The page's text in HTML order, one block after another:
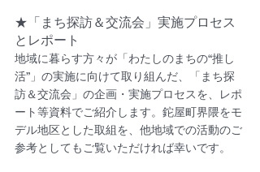
★「まち探訪＆交流会」実施プロセス
とレポート
地域に暮らす方々が「わたしのまちの“推し
活”」の実施に向けて取り組んだ、「まち探
訪＆交流会」の企画・実施プロセスを、レポ
ート等資料でご紹介します。鉈屋町界隈をモ
デル地区とした取組を、他地域での活動のご
参考としてもご覧いただければ幸いです。